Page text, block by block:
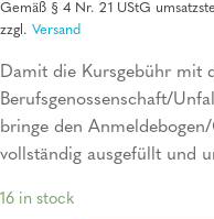
Gemäß § 4 Nr. 21 UStG
zzgl. Versand
Damit die Kursgebühr mit
Berufsgenossenschaft/
bringe den
vollständig ausgefüllt und
16 in stock